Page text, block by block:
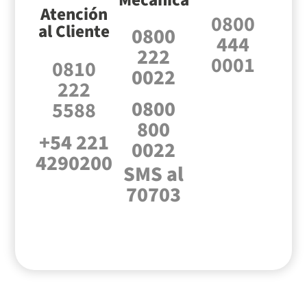
Atención
al Cliente
0810
222
5588
+54 221
4290200
0800
222
0022
0800
800
0022
SMS al
70703
0800
444
0001